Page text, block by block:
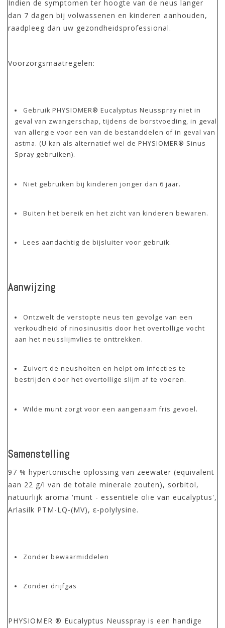
Indien de symptomen ter hoogte van de neus langer
dan 7 dagen bij volwassenen en kinderen aanhouden,
raadpleeg dan uw gezondheidsprofessional.
Voorzorgsmaatregelen:
Gebruik PHYSIOMER® Eucalyptus Neusspray niet in
geval van zwangerschap, tijdens de borstvoeding, in geval
van allergie voor een van de bestanddelen of in geval van
astma. (U kan als alternatief wel de PHYSIOMER® Sinus
Spray gebruiken).
Niet gebruiken bij kinderen jonger dan 6 jaar.
Buiten het bereik en het zicht van kinderen bewaren.
Lees aandachtig de bijsluiter voor gebruik.
Aanwijzing
Ontzwelt de verstopte neus ten gevolge van een
verkoudheid of rinosinusitis door het overtollige vocht
aan het neusslijmvlies te onttrekken.
Zuivert de neusholten en helpt om infecties te
bestrijden door het overtollige slijm af te voeren.
Wilde munt zorgt voor een aangenaam fris gevoel.
Samenstelling
97 % hypertonische oplossing van zeewater (equivalent
aan 22 g/l van de totale minerale zouten), sorbitol,
natuurlijk aroma 'munt - essentiële olie van eucalyptus',
Arlasilk PTM-LQ-(MV), ε-polylysine.
Zonder bewaarmiddelen
Zonder drijfgas
PHYSIOMER ® Eucalyptus Neusspray is een handige